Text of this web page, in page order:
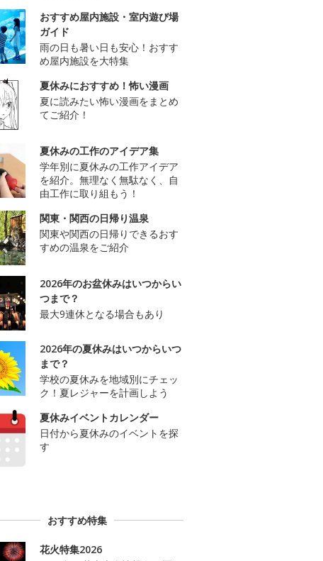
おすすめ屋内施設・室内遊び場
ガイド
雨の日も暑い日も安心！おすす
め屋内施設を大特集
夏休みにおすすめ！怖い漫画
夏に読みたい怖い漫画をまとめ
てご紹介！
夏休みの工作のアイデア集
学年別に夏休みの工作アイデア
を紹介。無理なく無駄なく、自
由工作に取り組もう！
関東・関西の日帰り温泉
関東や関西の日帰りできるおす
すめの温泉をご紹介
2026年のお盆休みはいつからい
つまで？
最大9連休となる場合もあり
2026年の夏休みはいつからいつ
まで？
学校の夏休みを地域別にチェッ
ク！夏レジャーを計画しよう
夏休みイベントカレンダー
日付から夏休みのイベントを探
す
おすすめ特集
花火特集2026